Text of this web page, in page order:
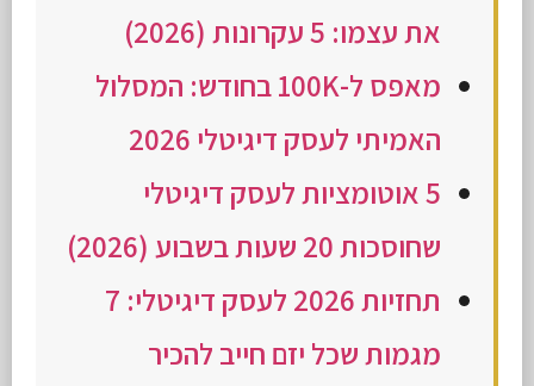
את עצמו: 5 עקרונות (2026)
מאפס ל-100K בחודש: המסלול
האמיתי לעסק דיגיטלי 2026
5 אוטומציות לעסק דיגיטלי
שחוסכות 20 שעות בשבוע (2026)
תחזיות 2026 לעסק דיגיטלי: 7
מגמות שכל יזם חייב להכיר